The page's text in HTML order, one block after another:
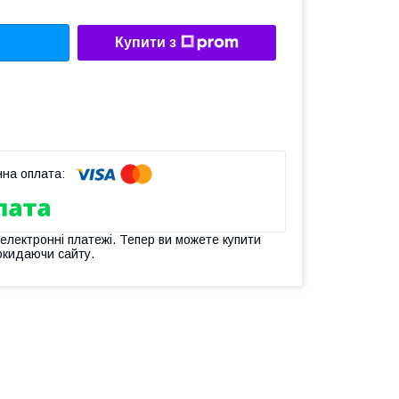
Купити з
платежі. Тепер ви можете купити
сайту.